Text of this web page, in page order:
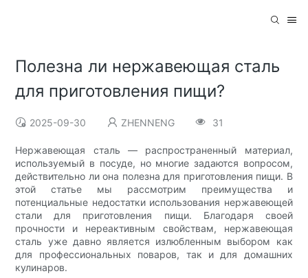
Полезна ли нержавеющая сталь
для приготовления пищи?
2025-09-30 ZHENNENG 31
Нержавеющая сталь — распространенный материал,
используемый в посуде, но многие задаются вопросом,
действительно ли она полезна для приготовления пищи. В
этой статье мы рассмотрим преимущества и
потенциальные недостатки использования нержавеющей
стали для приготовления пищи. Благодаря своей
прочности и нереактивным свойствам, нержавеющая
сталь уже давно является излюбленным выбором как
для профессиональных поваров, так и для домашних
кулинаров.